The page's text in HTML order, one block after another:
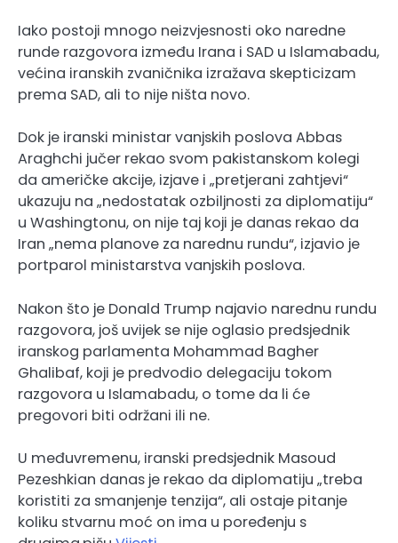
Iako postoji mnogo neizvjesnosti oko naredne
runde razgovora između Irana i SAD u Islamabadu,
većina iranskih zvaničnika izražava skepticizam
prema SAD, ali to nije ništa novo.
Dok je iranski ministar vanjskih poslova Abbas
Araghchi jučer rekao svom pakistanskom kolegi
da američke akcije, izjave i „pretjerani zahtjevi“
ukazuju na „nedostatak ozbiljnosti za diplomatiju“
u Washingtonu, on nije taj koji je danas rekao da
Iran „nema planove za narednu rundu“, izjavio je
portparol ministarstva vanjskih poslova.
Nakon što je Donald Trump najavio narednu rundu
razgovora, još uvijek se nije oglasio predsjednik
iranskog parlamenta Mohammad Bagher
Ghalibaf, koji je predvodio delegaciju tokom
razgovora u Islamabadu, o tome da li će
pregovori biti održani ili ne.
U međuvremenu, iranski predsjednik Masoud
Pezeshkian danas je rekao da diplomatiju „treba
koristiti za smanjenje tenzija“, ali ostaje pitanje
koliku stvarnu moć on ima u poređenju s